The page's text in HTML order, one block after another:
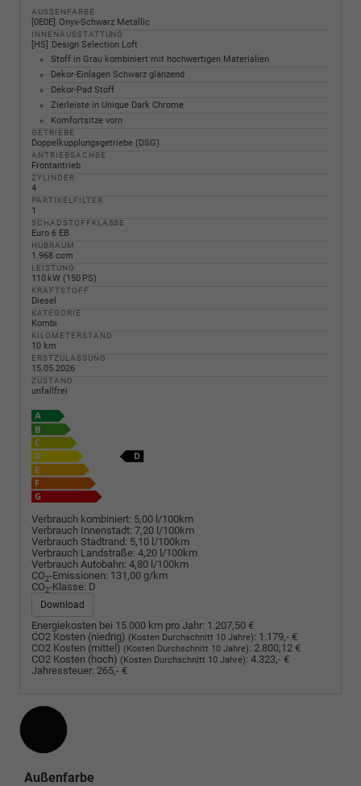
AUSSENFARBE
0E0E Onyx-Schwarz Metallic
INNENAUSSTATTUNG
HS
Design Selection Loft
Stoff in Grau kombiniert mit hochwertigen Materialien
Dekor-Einlagen Schwarz glänzend
Dekor-Pad Stoff
Zierleiste in Unique Dark Chrome
Komfortsitze vorn
GETRIEBE
Doppelkupplungsgetriebe (DSG)
ANTRIEBSACHSE
Frontantrieb
ZYLINDER
4
PARTIKELFILTER
1
SCHADSTOFFKLASSE
Euro 6 EB
HUBRAUM
1.968 ccm
LEISTUNG
110 kW (150 PS)
KRAFTSTOFF
Diesel
KATEGORIE
Kombi
KILOMETERSTAND
10 km
ERSTZULASSUNG
15.05.2026
ZUSTAND
unfallfrei
Verbrauch kombiniert: 5,00 l/100km
Verbrauch Innenstadt: 7,20 l/100km
Verbrauch Stadtrand: 5,10 l/100km
Verbrauch Landstraße: 4,20 l/100km
Verbrauch Autobahn: 4,80 l/100km
CO2-Emissionen: 131,00 g/km
CO2-Klasse: D
Download
Energiekosten bei 15.000 km pro Jahr: 1.207,50 €
CO2 Kosten (niedrig) (Kosten Durchschnitt 10 Jahre): 1.179,- €
CO2 Kosten (mittel) (Kosten Durchschnitt 10 Jahre): 2.800,12 €
CO2 Kosten (hoch) (Kosten Durchschnitt 10 Jahre): 4.323,- €
Jahressteuer: 265,- €
Außenfarbe